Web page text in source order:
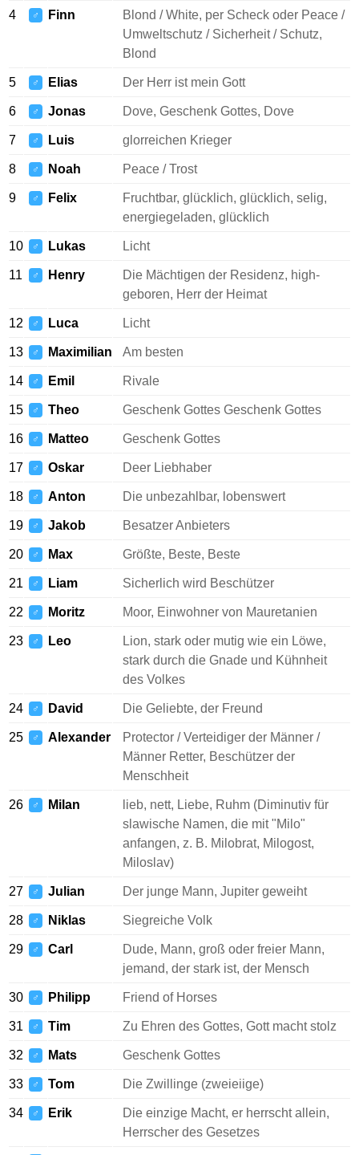
4 ♂ Finn
Blond / White, per Scheck oder Peace /
Umweltschutz / Sicherheit / Schutz,
Blond
5 ♂ Elias Der Herr ist mein Gott
6 ♂ Jonas Dove, Geschenk Gottes, Dove
7 ♂ Luis glorreichen Krieger
8 ♂ Noah Peace / Trost
9 ♂ Felix
Fruchtbar, glücklich, glücklich, selig,
energiegeladen, glücklich
10 ♂ Lukas Licht
11 ♂ Henry
Die Mächtigen der Residenz, high-
geboren, Herr der Heimat
12 ♂ Luca Licht
13 ♂ Maximilian Am besten
14 ♂ Emil Rivale
15 ♂ Theo Geschenk Gottes Geschenk Gottes
16 ♂ Matteo Geschenk Gottes
17 ♂ Oskar Deer Liebhaber
18 ♂ Anton Die unbezahlbar, lobenswert
19 ♂ Jakob Besatzer Anbieters
20 ♂ Max Größte, Beste, Beste
21 ♂ Liam Sicherlich wird Beschützer
22 ♂ Moritz Moor, Einwohner von Mauretanien
23 ♂ Leo
Lion, stark oder mutig wie ein Löwe,
stark durch die Gnade und Kühnheit
des Volkes
24 ♂ David Die Geliebte, der Freund
25 ♂ Alexander
Protector / Verteidiger der Männer /
Männer Retter, Beschützer der
Menschheit
26 ♂ Milan
lieb, nett, Liebe, Ruhm (Diminutiv für
slawische Namen, die mit "Milo"
anfangen, z. B. Milobrat, Milogost,
Miloslav)
27 ♂ Julian Der junge Mann, Jupiter geweiht
28 ♂ Niklas Siegreiche Volk
29 ♂ Carl
Dude, Mann, groß oder freier Mann,
jemand, der stark ist, der Mensch
30 ♂ Philipp Friend of Horses
31 ♂ Tim Zu Ehren des Gottes, Gott macht stolz
32 ♂ Mats Geschenk Gottes
33 ♂ Tom Die Zwillinge (zweieiige)
34 ♂ Erik
Die einzige Macht, er herrscht allein,
Herrscher des Gesetzes